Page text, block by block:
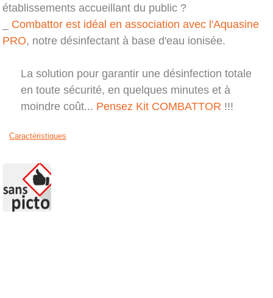
établissements accueillant du public ?
Combattor est idéal en association avec l'Aquasine
PRO, notre désinfectant à base d'eau ionisée.
La solution pour garantir une désinfection totale
en toute sécurité, en quelques minutes et à
moindre coût... Pensez Kit COMBATTOR !!!
caractéristiques